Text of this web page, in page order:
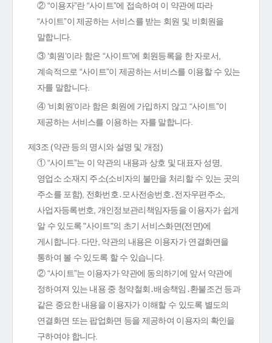
② “이용자”란 “사이트”에 접속하여 이 약관에 따라
“사이트”이 제공하는 서비스를 받는 회원 및 비회원을
말합니다.
③ ‘회원’이라 함은 “사이트”에 회원등록을 한 자로서,
계속적으로 “사이트”이 제공하는 서비스를 이용할 수 있는
자를 말합니다.
④ ‘비회원’이라 함은 회원에 가입하지 않고 “사이트”이
제공하는 서비스를 이용하는 자를 말합니다.
제3조 (약관 등의 명시와 설명 및 개정)
① “사이트”는 이 약관의 내용과 상호 및 대표자 성명,
영업소 소재지 주소(소비자의 불만을 처리할 수 있는 곳의
주소를 포함), 전화번호․모사전송번호․전자우편주소,
사업자등록번호, 개인정보관리책임자등을 이용자가 쉽게
알 수 있도록 "사이트"의 초기 서비스화면(전면)에
게시합니다. 다만, 약관의 내용은 이용자가 연결화면을
통하여 볼 수 있도록 할 수 있습니다.
② “사이트”는 이용자가 약관에 동의하기에 앞서 약관에
정하여져 있는 내용 중 청약철회․배송책임․환불조건 등과
같은 중요한 내용을 이용자가 이해할 수 있도록 별도의
연결화면 또는 팝업화면 등을 제공하여 이용자의 확인을
구하여야 합니다.